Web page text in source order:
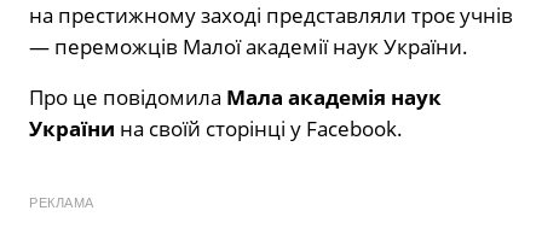
на престижному заході представляли троє учнів
— переможців Малої академії наук України.
Про це повідомила Мала академія наук
України на своїй сторінці у Facebook.
РЕКЛАМА